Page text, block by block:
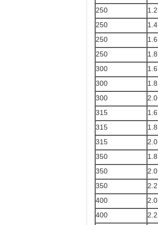
250
1.2
250
1.4
250
1.6
250
1.8
300
1.6
300
1.8
300
2.0
315
1.6
315
1.8
315
2.0
350
1.8
350
2.0
350
2.2
400
2.0
400
2.2